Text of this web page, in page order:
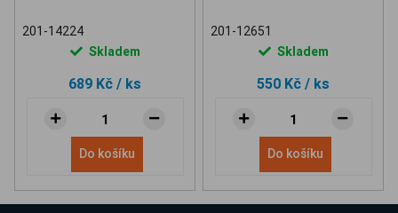
201-14224
Skladem
689 Kč / ks
Do košíku
201-12651
Skladem
550 Kč / ks
Do košíku